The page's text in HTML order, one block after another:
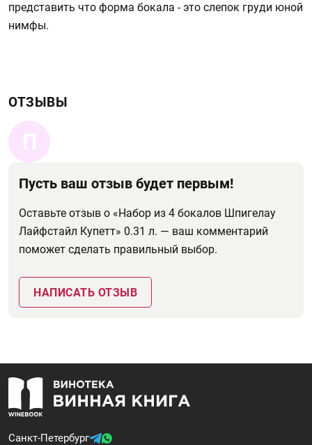
представить что форма бокала - это слепок груди юной
нимфы.
ОТЗЫВЫ
П
Пусть ваш отзыв будет первым!
Оставьте отзыв о «Набор из 4 бокалов Шпигелау
Лайфстайл Купетт» 0.31 л. — ваш комментарий
поможет сделать правильный выбор.
НАПИСАТЬ ОТЗЫВ
Санкт-Петербург